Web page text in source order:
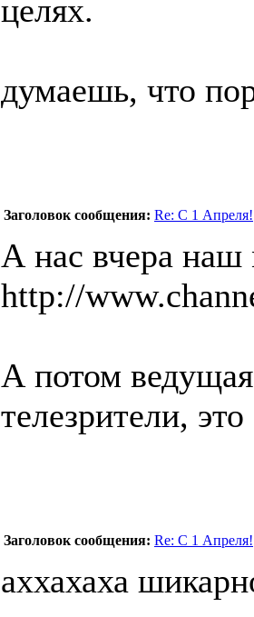
целях.
думаешь, что
Заголовок сообщения: Re: C 1 Апреля!
А нас вчера наш
http://
А потом
телезрители,
Заголовок сообщения: Re: C 1 Апреля!
аххахаха